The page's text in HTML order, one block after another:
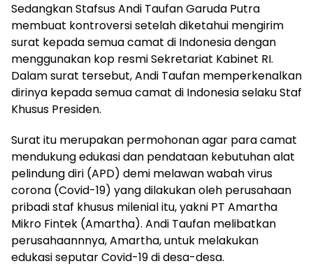
Sedangkan Stafsus Andi Taufan Garuda Putra
membuat kontroversi setelah diketahui mengirim
surat kepada semua camat di Indonesia dengan
menggunakan kop resmi Sekretariat Kabinet RI.
Dalam surat tersebut, Andi Taufan memperkenalkan
dirinya kepada semua camat di Indonesia selaku Staf
Khusus Presiden.
Surat itu merupakan permohonan agar para camat
mendukung edukasi dan pendataan kebutuhan alat
pelindung diri (APD) demi melawan wabah virus
corona (Covid-19) yang dilakukan oleh perusahaan
pribadi staf khusus milenial itu, yakni PT Amartha
Mikro Fintek (Amartha). Andi Taufan melibatkan
perusahaannnya, Amartha, untuk melakukan
edukasi seputar Covid-19 di desa-desa.